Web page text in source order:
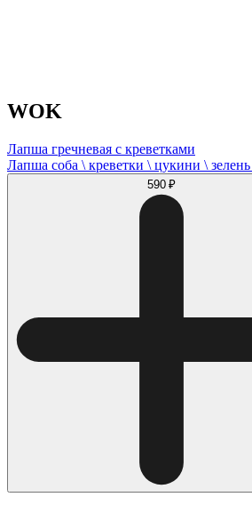
WOK
Лапша гречневая с креветками
Лапша соба \ креветки \ цукини \
590 ₽